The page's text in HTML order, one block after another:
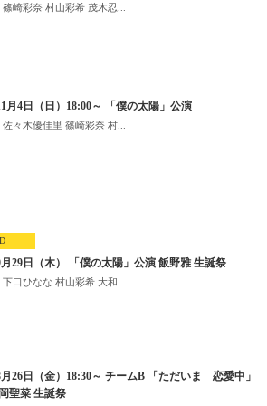
崎彩奈 村山彩希 茂木忍...
月4日（日）18:00～ 「僕の太陽」公演
々木優佳里 篠崎彩奈 村...
月29日（木） 「僕の太陽」公演 飯野雅 生誕祭
口ひなな 村山彩希 大和...
月26日（金）18:30～ チームB 「ただいま 恋愛中」
聖菜 生誕祭